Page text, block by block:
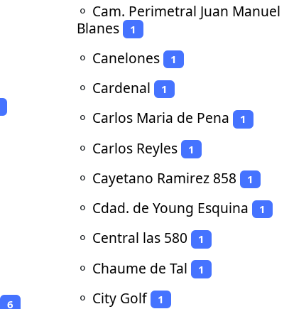
6
⚬ Cam. Perimetral Juan Manuel
Blanes
1
⚬ Canelones 1
⚬ Cardenal 1
⚬ Carlos Maria de Pena 1
⚬ Carlos Reyles 1
⚬ Cayetano Ramirez 858 1
⚬ Cdad. de Young Esquina 1
⚬ Central las 580 1
⚬ Chaume de Tal 1
⚬ City Golf 1